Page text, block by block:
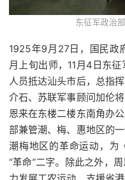
东征军政治
1925年9月27日，国民政
月上旬出师，11月4日东
人员抵达汕头市后，总指
介石、苏联军事顾问加伦
恩来在东楼二楼东南角办
部兼管潮、梅、惠地区的
潮梅地区的革命运动，为
“革命”二字。除此之外，